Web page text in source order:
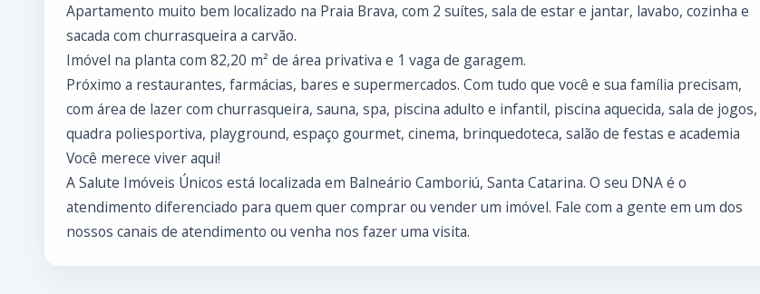
Apartamento muito bem localizado na Praia Brava, com 2 suítes, sala de estar e jantar, lavabo, cozinha e
sacada com churrasqueira a carvão.
Imóvel na planta com 82,20 m² de área privativa e 1 vaga de garagem.
Próximo a restaurantes, farmácias, bares e supermercados. Com tudo que você e sua família precisam,
com área de lazer com churrasqueira, sauna, spa, piscina adulto e infantil, piscina aquecida, sala de jogos,
quadra poliesportiva, playground, espaço gourmet, cinema, brinquedoteca, salão de festas e academia
Você merece viver aqui!
A Salute Imóveis Únicos está localizada em Balneário Camboriú, Santa Catarina. O seu DNA é o
atendimento diferenciado para quem quer comprar ou vender um imóvel. Fale com a gente em um dos
nossos canais de atendimento ou venha nos fazer uma visita.